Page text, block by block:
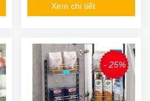
Xem chi tiết
- 25%